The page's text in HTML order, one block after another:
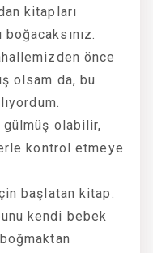
kitapları
önce
olsam da, bu
gülmüş olabilir,
kontrol etmeye
başlatan kitap.
kendi bebek